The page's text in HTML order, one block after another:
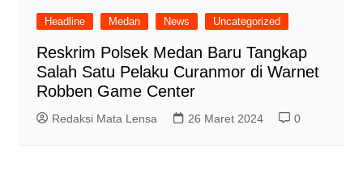
Headline Medan News Uncategorized
Reskrim Polsek Medan Baru Tangkap
Salah Satu Pelaku Curanmor di Warnet
Robben Game Center
Redaksi Mata Lensa 26 Maret 2024 0